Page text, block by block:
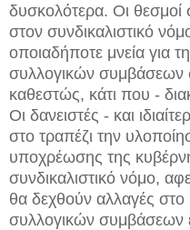
δυσκολότερα. Οι
στον συνδικαλιστικό
οποιαδήποτε μνεία για
συλλογικών συμβάσεων
καθεστώς, κάτι που -
Οι δανειστές - και
στο τραπέζι την
υποχρέωσης της
συνδικαλιστικό νόμο,
θα δεχθούν αλλαγές
συλλογικών συμβάσεων